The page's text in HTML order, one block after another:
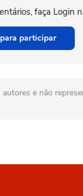
faça Login
participar
e não